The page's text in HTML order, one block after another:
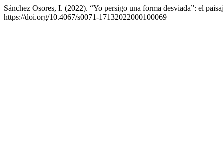
Sánchez Osores, I. (2022). “Yo persigo una forma desviada”: el
https://doi.org/10.4067/s0071-17132022000100069